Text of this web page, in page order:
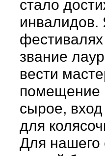
стало
инвалидов.
звание
вести
помещение
сырое,
для
Для нашего